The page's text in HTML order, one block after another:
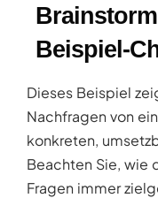
Beispiel-
Dieses Beispiel
Nachfragen von
konkreten,
Beachten Sie, wie
Fragen immer